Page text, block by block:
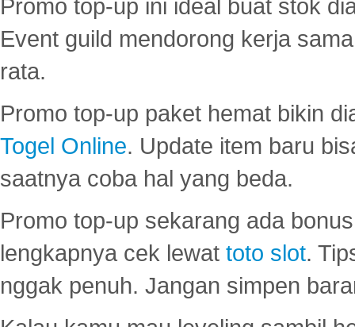
Promo top-up ini ideal buat stok
Event guild mendorong kerja
rata.
Promo top-up paket hemat bikin
Togel Online. Update item baru
saatnya coba hal yang beda.
Promo top-up sekarang ada
lengkapnya cek lewat toto slot.
nggak penuh. Jangan simpen